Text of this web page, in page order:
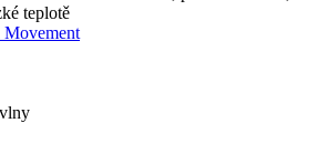
teplotě
Movement